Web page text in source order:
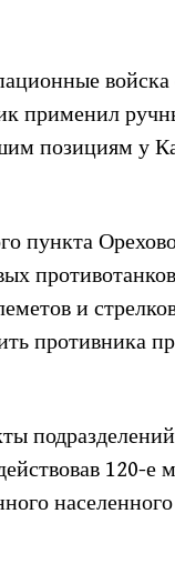
применил
позициям у
пункта
и
противника
120-е